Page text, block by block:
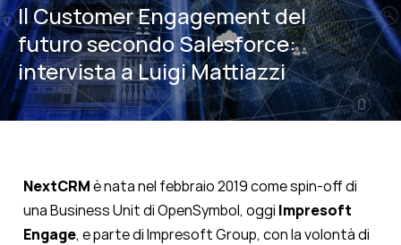
Il Customer Engagement del
futuro secondo Salesforce:
intervista a Luigi Mattiazzi
NextCRMè nata nel febbraio 2019 come spin-off di
una Business Unit di OpenSymbol, oggi Impresoft
Engage, e parte di Impresoft Group, con la volontà di